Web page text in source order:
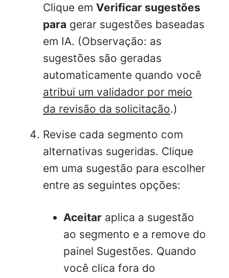
Clique em Verificar sugestões
para gerar sugestões baseadas
em IA. (Observação: as
sugestões são geradas
automaticamente quando você
atribui um validador por meio
da revisão da solicitação.)
Revise cada segmento com
alternativas sugeridas. Clique
em uma sugestão para escolher
entre as seguintes opções:
Aceitar aplica a sugestão
ao segmento e a remove do
painel Sugestões. Quando
você clica fora do